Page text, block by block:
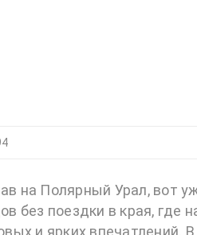
на Полярный Урал, вот
без поездки в края, где
и ярких впечатлений.